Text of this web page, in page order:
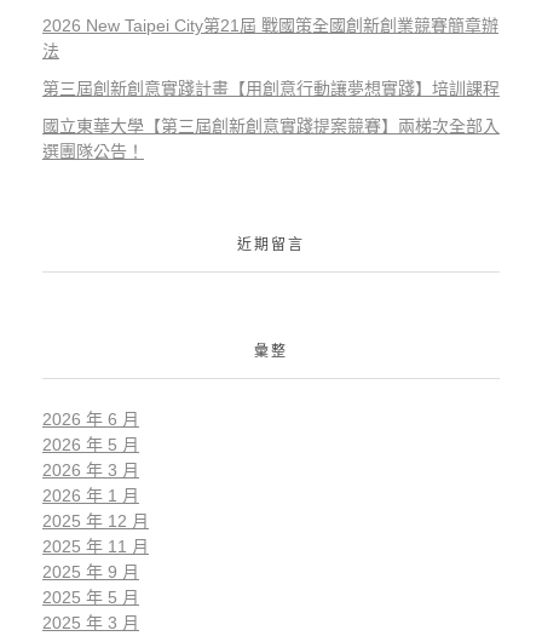
2026 New Taipei City第21屆 戰國策全國創新創業競賽簡章辦
法
第三屆創新創意實踐計畫【用創意行動讓夢想實踐】培訓課程
國立東華大學【第三屆創新創意實踐提案競賽】兩梯次全部入
選團隊公告！
近期留言
彙整
2026 年 6 月
2026 年 5 月
2026 年 3 月
2026 年 1 月
2025 年 12 月
2025 年 11 月
2025 年 9 月
2025 年 5 月
2025 年 3 月